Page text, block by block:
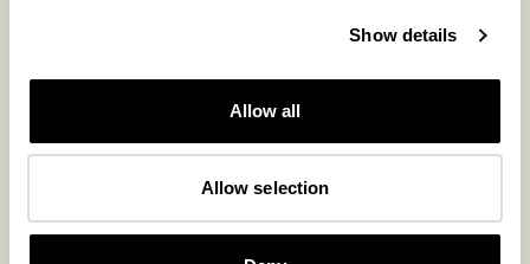
Show details
Allow all
Allow selection
Rund dækkeserviet i filtede uld ø36
Rund dækkeserviet i filtede uld ø36